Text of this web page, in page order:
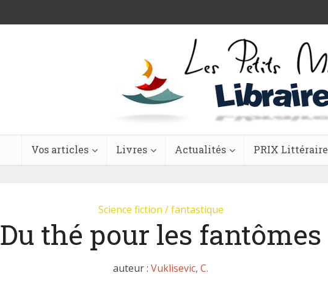
Vos articles Livres Actualités PRIX Littéraire
Science fiction / fantastique
Du thé pour les fantômes
auteur : Vuklisevic, C.